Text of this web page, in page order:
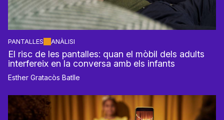
PANTALLES ANÀLISI
El risc de les pantalles: quan el mòbil dels adults
interfereix en la conversa amb els infants
Esther Gratacòs Batlle